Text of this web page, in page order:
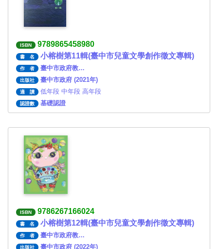
ISBN 9789865458980
書 名 小榕樹第11輯(臺中市兒童文學創作徵文專輯)
作 者 臺中市政府教…
出版社 臺中市政府 (2021年)
適 讀 低年段 中年段 高年段
認證數 基礎認證
ISBN 9786267166024
書 名 小榕樹第12輯(臺中市兒童文學創作徵文專輯)
作 者 臺中市政府教…
出版社 臺中市政府 (2022年)